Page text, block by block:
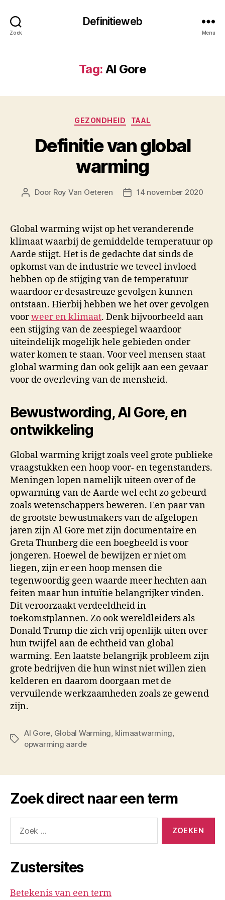
Zoek
Definitieweb
Menu
Tag: Al Gore
Categorieën
GEZONDHEID TAAL
Definitie van global
warming
Berichtauteur
Door Roy Van Oeteren Berichtdatum
14 november 2020
Global warming wijst op het veranderende
klimaat waarbij de gemiddelde temperatuur op
Aarde stijgt. Het is de gedachte dat sinds de
opkomst van de industrie we teveel invloed
hebben op de stijging van de temperatuur
waardoor er desastreuze gevolgen kunnen
ontstaan. Hierbij hebben we het over gevolgen
voorweer en klimaat. Denk bijvoorbeeld aan
een stijging van de zeespiegel waardoor
uiteindelijk mogelijk hele gebieden onder
water komen te staan. Voor veel mensen staat
global warming dan ook gelijk aan een gevaar
voor de overleving van de mensheid.
Bewustwording, Al Gore, en
ontwikkeling
Global warming krijgt zoals veel grote publieke
vraagstukken een hoop voor- en tegenstanders.
Meningen lopen namelijk uiteen over of de
opwarming van de Aarde wel echt zo gebeurd
zoals wetenschappers beweren. Een paar van
de grootste bewustmakers van de afgelopen
jaren zijn Al Gore met zijn documentaire en
Greta Thunberg die een boegbeeld is voor
jongeren. Hoewel de bewijzen er niet om
liegen, zijn er een hoop mensen die
tegenwoordig geen waarde meer hechten aan
feiten maar hun intuïtie belangrijker vinden.
Dit veroorzaakt verdeeldheid in
toekomstplannen. Zo ook wereldleiders als
Donald Trump die zich vrij openlijk uiten over
hun twijfel aan de echtheid van global
warming. Een laatste belangrijk probleem zijn
grote bedrijven die hun winst niet willen zien
kelderen en daarom doorgaan met de
vervuilende werkzaamheden zoals ze gewend
zijn.
Tags
Al Gore Global Warming klimaatwarming
opwarming aarde
Zoek direct naar een term
naar:
Zustersites
Betekenis van een term